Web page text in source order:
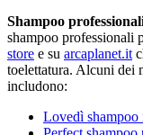
Shampoo
shampoo professionali
store e su arcaplanet.it
toelettatura. Alcuni dei
includono:
Lovedì shampoo